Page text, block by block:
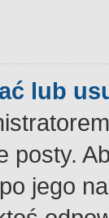
lub
posty.
jego